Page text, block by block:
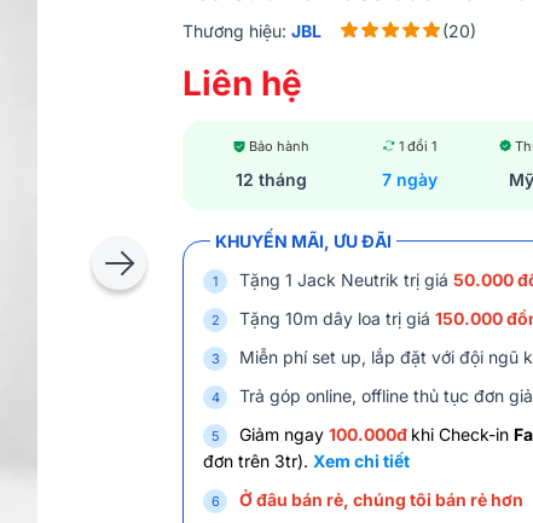
Thương hiệu: JBL (20)
Liên hệ
Bảo hành
12 tháng
1 đổi 1
7 ngày
KHUYẾN MÃI, ƯU ĐÃI
Tặng 1 Jack Neutrik trị giá 50.000
Tặng 10m dây loa trị giá 150.000
Miễn phí set up, lắp đặt với đội ngũ
Trả góp online, offline thủ tục đơn
Giảm ngay 100.000đ khi Check-in
đơn trên 3tr). Xem chi tiết
Ở đâu bán rẻ, chúng tôi bán rẻ hơn